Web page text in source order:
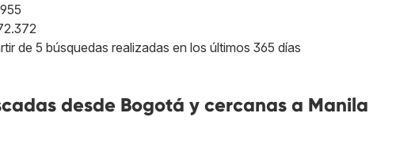
de 5 búsquedas realizadas en los últimos 365 días
desde Bogotá y cercanas a Manila